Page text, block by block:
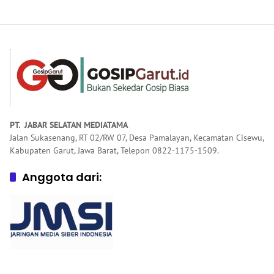
Pendidikan
PT. JABAR SELATAN MEDIATAMA
Jalan Sukasenang, RT 02/RW 07, Desa Pamalayan, Kecamatan Cisewu,
Kabupaten Garut, Jawa Barat, Telepon 0822-1175-1509.
Anggota dari: